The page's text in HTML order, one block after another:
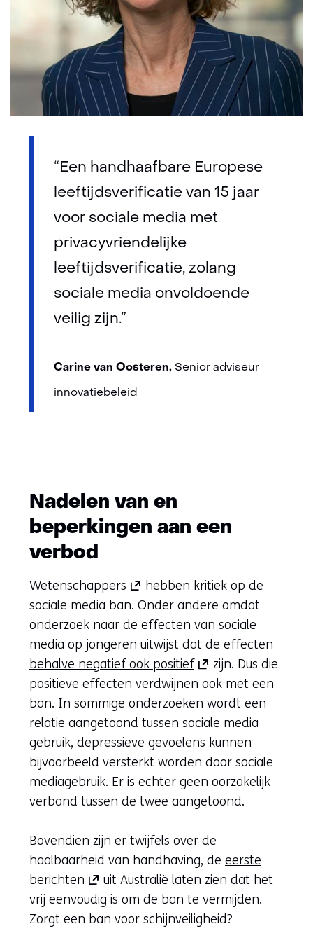
“Een handhaafbare Europese
leeftijdsverificatie van 15 jaar
voor sociale media met
privacyvriendelijke
leeftijdsverificatie, zolang
sociale media onvoldoende
veilig zijn.”
Carine van Oosteren, Senior adviseur
innovatiebeleid
Nadelen van en
beperkingen aan een
verbod
Wetenschappers (opent
in
nieuw
venster)
(verwijst
naar
een
andere
website)
hebben kritiek op de
sociale media ban. Onder andere omdat
onderzoek naar de effecten van sociale
media op jongeren uitwijst dat de effecten
behalve negatief ook positief(opent
in
nieuw
venster)
(verwijst
naar
een
andere
zijn. Dus die
positieve effecten verdwijnen ook met een
ban. In sommige onderzoeken wordt een
relatie aangetoond tussen sociale media
gebruik, depressieve gevoelens kunnen
bijvoorbeeld versterkt worden door sociale
mediagebruik. Er is echter geen oorzakelijk
verband tussen de twee aangetoond.
Bovendien zijn er twijfels over de
haalbaarheid van handhaving, de eerste
berichten (opent
in
nieuw
uit Australië laten zien dat het
vrij eenvoudig is om de ban te vermijden.
Zorgt een ban voor schijnveiligheid?